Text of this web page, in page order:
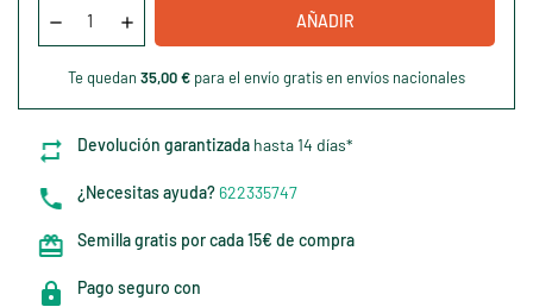
AÑADIR
Te quedan 35,00 € para el envío gratis en envíos nacionales
Devolución garantizada hasta 14 días*
¿Necesitas ayuda?622335747
Semilla gratis por cada 15€ de compra
Pago seguro con